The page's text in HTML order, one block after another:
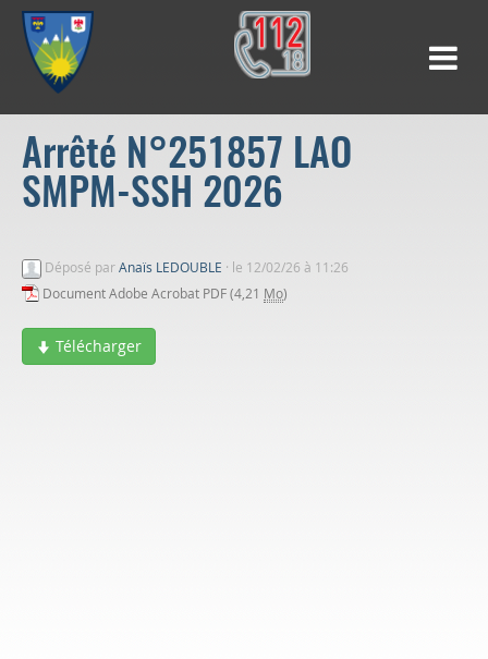
Arrêté N°251857 LAO
SMPM-SSH 2026
Déposé parAnaïs LEDOUBLE · le 12/02/26 à 11:26
Document Adobe Acrobat PDF (4,21 Mo)
Télécharger